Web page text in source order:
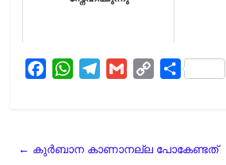
b
W
s
g
l
L
S
e
← കുര്‍ബാന കാണാനല്ല പോകേണ്ടത്